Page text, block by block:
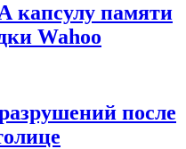
капсулу памяти
Wahoo
после